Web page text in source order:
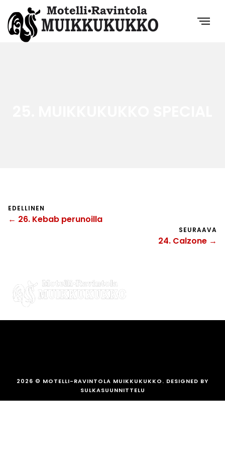
EDELLINEN
← 26. Kebab perunoilla
SEURAAVA
24. Calzone →
2026 © MOTELLI-RAVINTOLA MUIKKUKUKKO. DESIGNED BY
SULKASUUNNITTELU